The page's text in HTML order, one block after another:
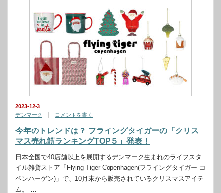
2023-12-3
デンマーク
コメントを書く
今年のトレンドは？ フライングタイガーの「クリス
マス売れ筋ランキングTOP５」発表！
日本全国で40店舗以上を展開するデンマーク生まれのライフスタ
イル雑貨ストア「Flying Tiger Copenhagen(フライングタイガー コ
ペンハーゲン)」で、10月末から販売されているクリスマスアイテ
ム。 …